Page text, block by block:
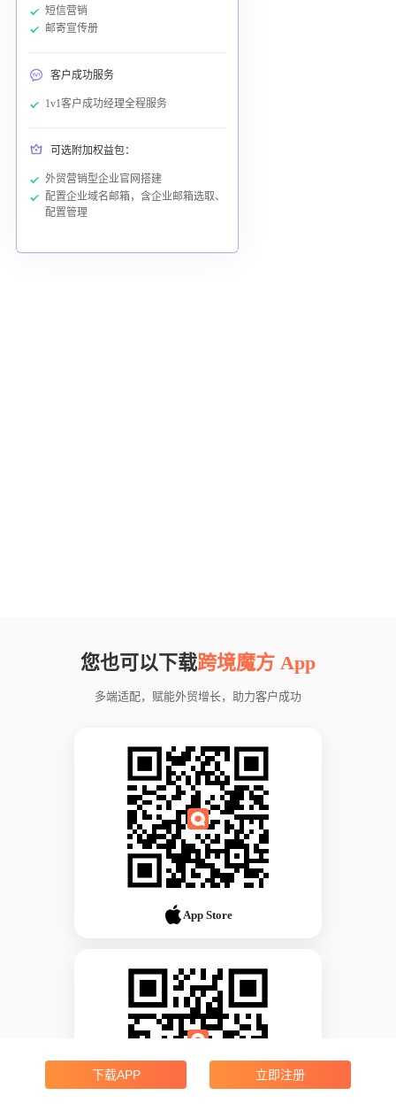
短信营销
邮寄宣传册
客户成功服务
1v1客户成功经理全程服务
可选附加权益包：
外贸营销型企业官网搭建
配置企业域名邮箱，含企业邮箱选取、
配置管理
您也可以下载跨境魔方 App
多端适配，赋能外贸增长，助力客户成功
App Store
下载APP 立即注册